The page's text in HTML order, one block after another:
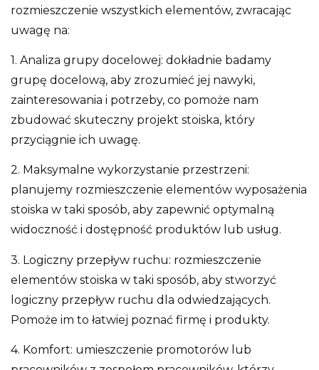
rozmieszczenie wszystkich elementów, zwracając
uwagę na:
1. Analiza grupy docelowej: dokładnie badamy
grupę docelową, aby zrozumieć jej nawyki,
zainteresowania i potrzeby, co pomoże nam
zbudować skuteczny projekt stoiska, który
przyciągnie ich uwagę.
2. Maksymalne wykorzystanie przestrzeni:
planujemy rozmieszczenie elementów wyposażenia
stoiska w taki sposób, aby zapewnić optymalną
widoczność i dostępność produktów lub usług.
3. Logiczny przepływ ruchu: rozmieszczenie
elementów stoiska w taki sposób, aby stworzyć
logiczny przepływ ruchu dla odwiedzających.
Pomoże im to łatwiej poznać firmę i produkty.
4. Komfort: umieszczenie promotorów lub